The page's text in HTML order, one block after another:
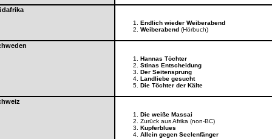
Endlich wieder Weiberabend
Weiberabend(Hörbuch)
Hannas Töchter
Stinas Entscheidung
Der Seitensprung
Landliebe gesucht
Die Töchter der Kälte
Die weiße Massai
Zurück aus Afrika (non-BC)
Kupferblues
Allein gegen Seelenfänger